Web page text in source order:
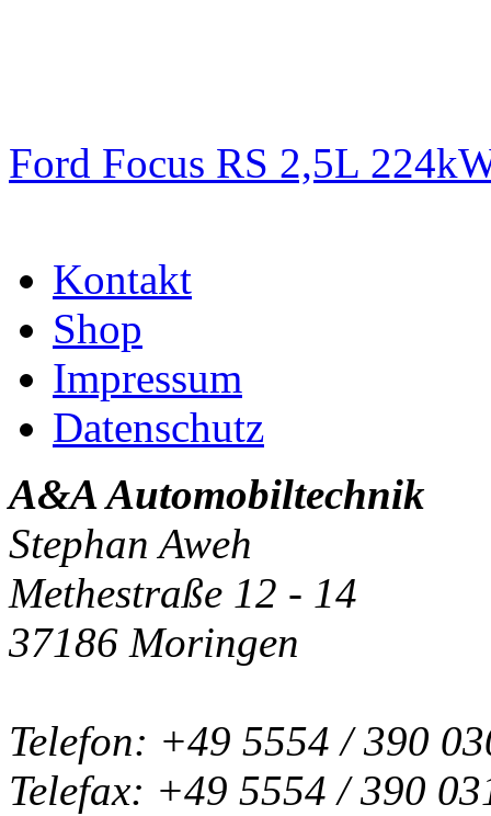
Ford Focus RS 2,5L
Kontakt
Shop
Impressum
Datenschutz
A&A Automobiltechnik
Stephan Aweh
Methestraße 12 - 14
37186 Moringen
Telefon: +49 5554 / 390
Telefax: +49 5554 / 390